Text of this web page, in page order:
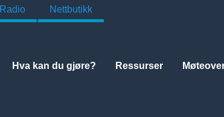
Radio Nettbutikk
Hva kan du gjøre? Ressurser